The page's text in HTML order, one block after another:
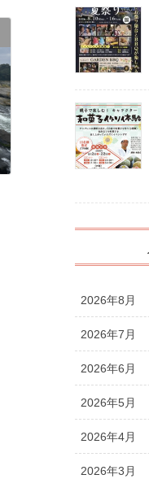
2026年8月
2026年7月
2026年6月
2026年5月
2026年4月
2026年3月